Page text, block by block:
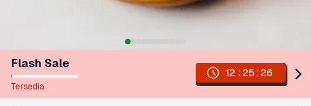
Flash Sale
Tersedia
12 :25 :26